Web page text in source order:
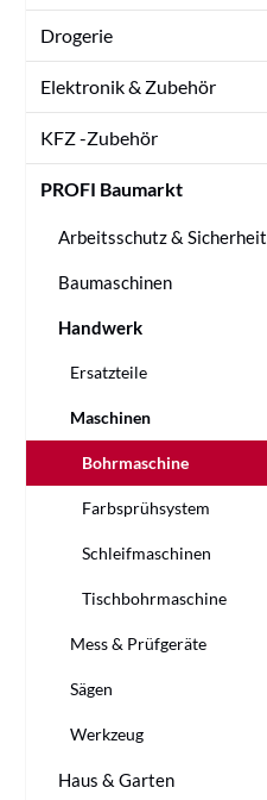
Drogerie
Elektronik & Zubehör
KFZ -Zubehör
PROFI Baumarkt
Arbeitsschutz & Sicherheit
Baumaschinen
Handwerk
Ersatzteile
Maschinen
Bohrmaschine
Farbsprühsystem
Schleifmaschinen
Tischbohrmaschine
Mess & Prüfgeräte
Sägen
Werkzeug
Haus & Garten